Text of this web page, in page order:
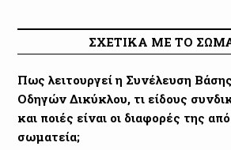
ΣΧΕΤΙΚΑ ΜΕ ΤΟ
Πως λειτουργεί η Συνέλευση
Οδηγών Δικύκλου, τι είδους
και ποιές είναι οι διαφορές της
σωματεία;